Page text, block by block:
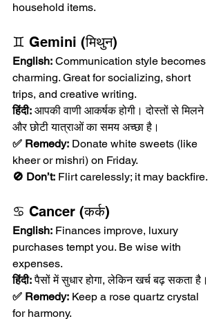
household items.
♊ Gemini (मिथुन)
English: Communication style becomes
charming. Great for socializing, short
trips, and creative writing.
हिंदी: आपकी वाणी आकर्षक होगी। दोस्तों से मिलने
और छोटी यात्राओं का समय अच्छा है।
✅ Remedy: Donate white sweets (like
kheer or mishri) on Friday.
🚫 Don’t: Flirt carelessly; it may backfire.
♋ Cancer (कर्क)
English: Finances improve, luxury
purchases tempt you. Be wise with
expenses.
हिंदी: पैसों में सुधार होगा, लेकिन खर्च बढ़ सकता है।
✅ Remedy: Keep a rose quartz crystal
for harmony.